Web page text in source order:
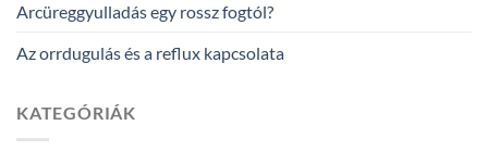
Arcüreggyulladás egy rossz fogtól?
Az orrdugulás és a reflux kapcsolata
KATEGÓRIÁK